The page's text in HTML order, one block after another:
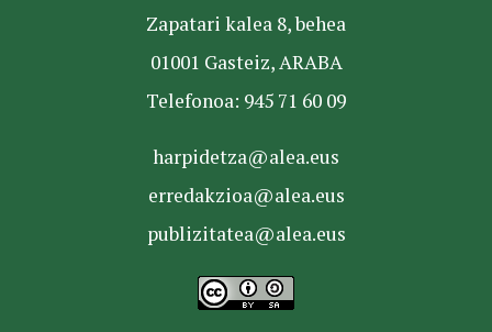
Zapatari kalea 8, behea
01001 Gasteiz, ARABA
Telefonoa: 945 71 60 09
harpidetza@alea.eus
erredakzioa@alea.eus
publizitatea@alea.eus